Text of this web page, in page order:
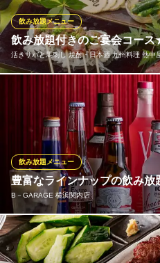
飲み放題付きのご宴会コー
活きサバと馬刺し 焼酎・日本酒 九州料理 熱中
飲み放題メニュー
ご宴会コースは、毎月料理長一
が入った熱中屋の九州料理を味
放題付き！ハイボールやサワー
にあう焼酎や日本酒もラインナッ
活きサバと馬刺し 焼酎・日
もつ鍋とサバ日本酒
ＪＲ根岸線関内駅北口 徒歩5分
神奈川県横浜市中区末広町2-5-8 大信ビ
豊富なラインナップの飲み放
B－GARAGE 横浜関内店
飲み放題メニュー
人気のアルコール飲み放題は、
イボールやカクテル、サワー、